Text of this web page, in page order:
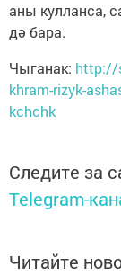
аны кулланса,
дә бара.
Чыганак: http://
khram-rizyk-
kchchk
Следите за
Telegram-
Читайте